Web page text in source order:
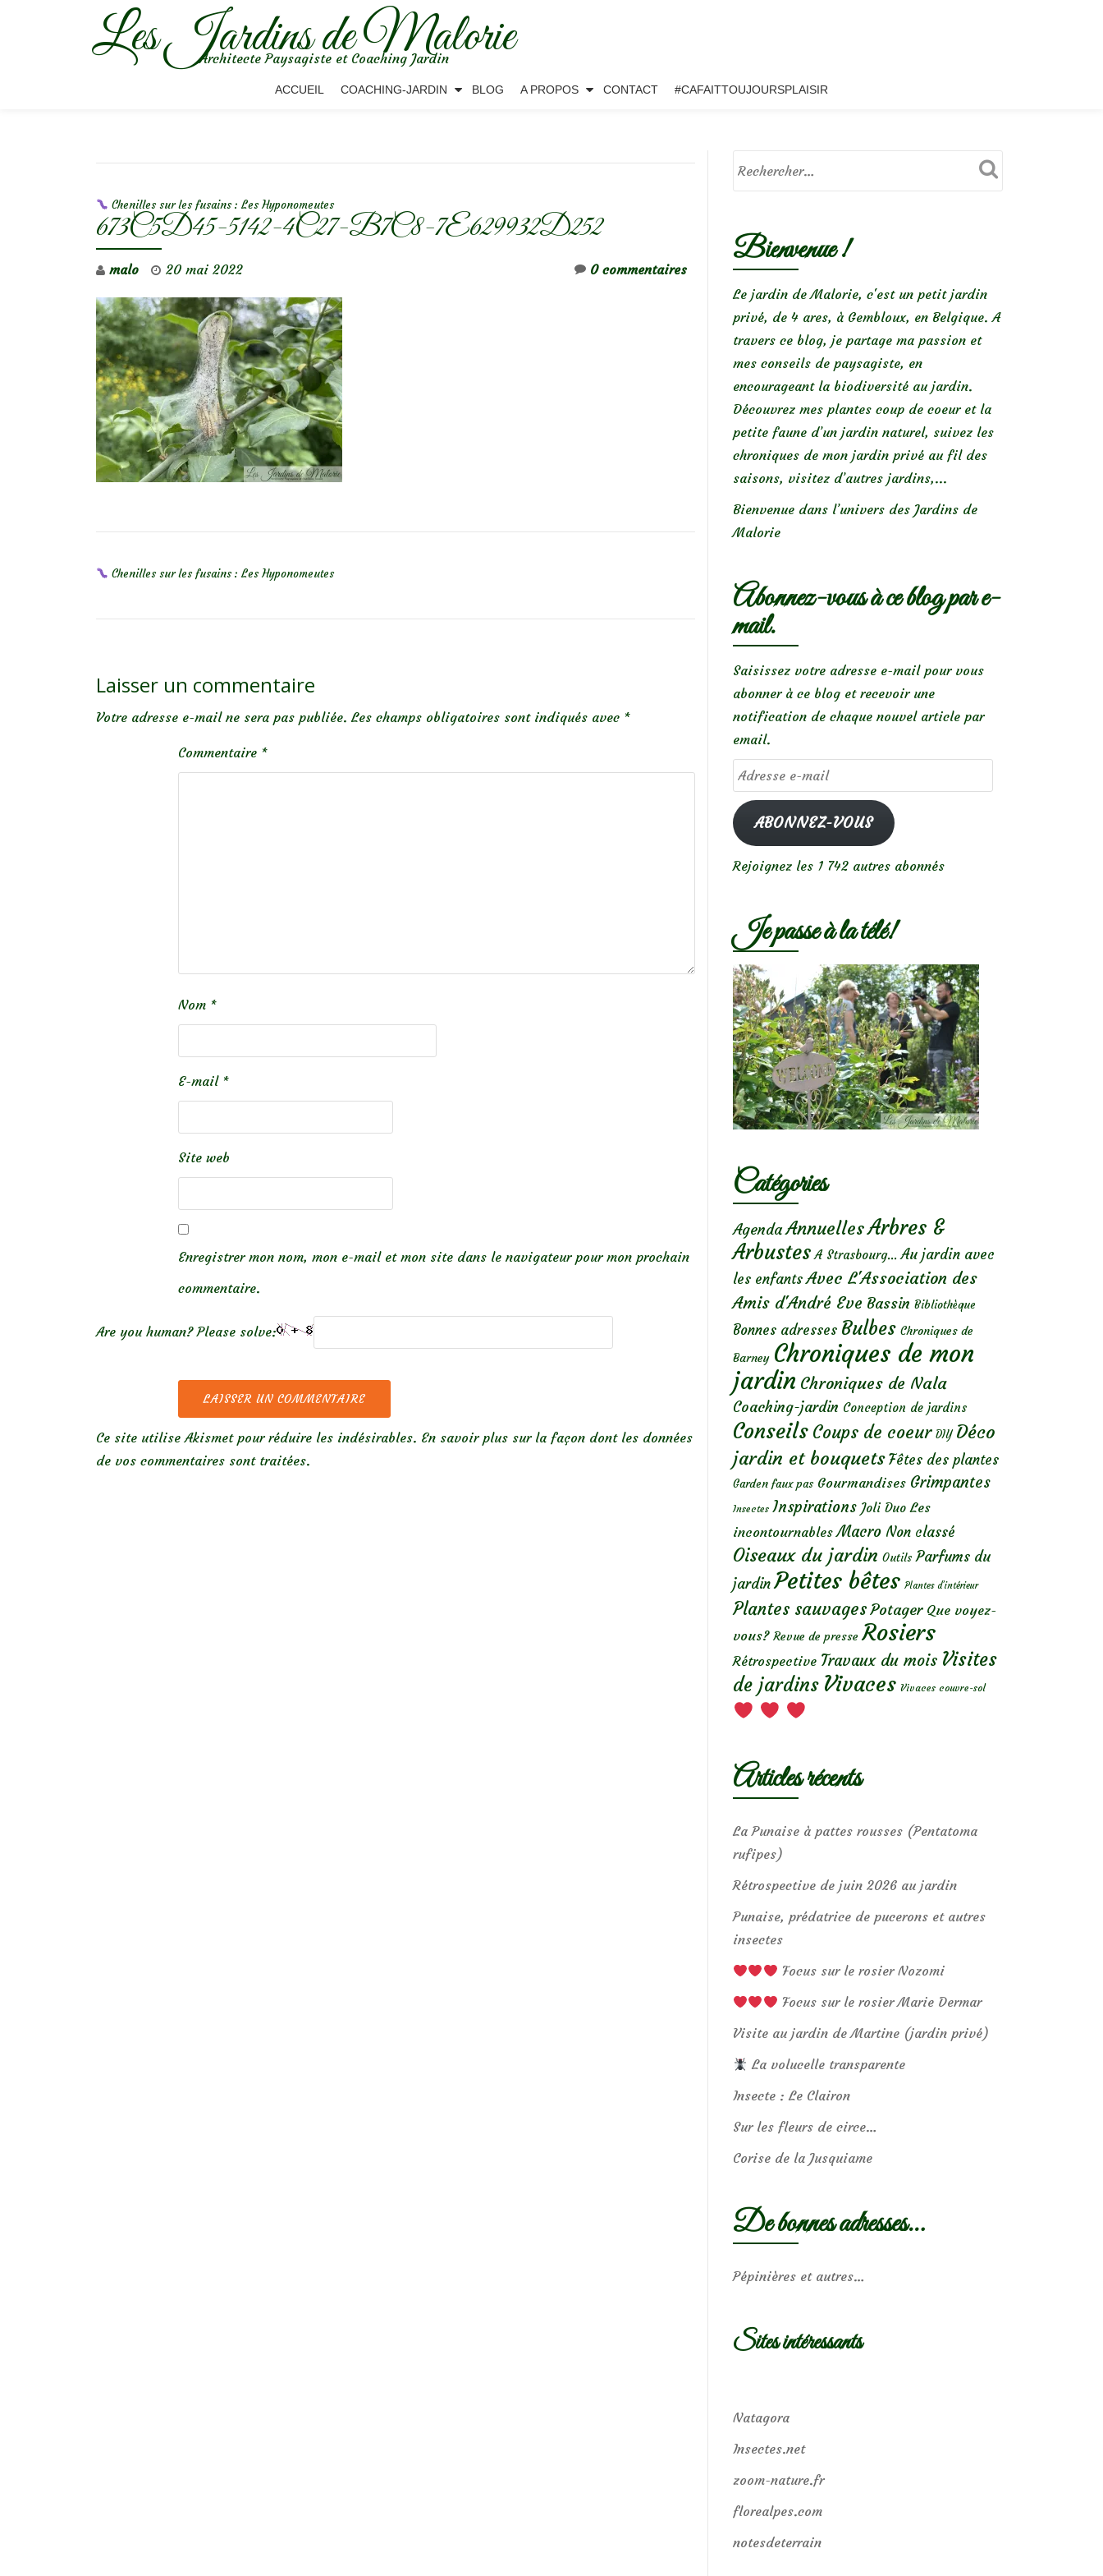
Les Jardins de Malorie
Architecte Paysagiste et Coaching Jardin
ACCUEIL COACHING-JARDIN BLOG A PROPOS CONTACT #CAFAITTOUJOURSPLAISIR
Chenilles sur les fusains : Les Hyponomeutes
673C5D45-5142-4C27-B7C8-7E629932D252
malo 20 mai 2022 0 commentaires
Chenilles sur les fusains : Les Hyponomeutes
Laisser un commentaire
Votre adresse e-mail ne sera pas publiée. Les champs obligatoires sont indiqués avec *
Commentaire *
Nom *
E-mail *
Site web
Enregistrer mon nom, mon e-mail et mon site dans le navigateur pour mon prochain
commentaire.
Are you human? Please solve:
Ce site utilise Akismet pour réduire les indésirables. En savoir plus sur la façon dont les données
de vos commentaires sont traitées.
Bienvenue !
Le jardin de Malorie, c'est un petit jardin
privé, de 4 ares, à Gembloux, en Belgique. A
travers ce blog, je partage ma passion et
mes conseils de paysagiste, en
encourageant la biodiversité au jardin.
Découvrez mes plantes coup de coeur et la
petite faune d’un jardin naturel, suivez les
chroniques de mon jardin privé au fil des
saisons, visitez d’autres jardins,...
Bienvenue dans l’univers des Jardins de
Malorie
Abonnez-vous à ce blog par e-
mail.
Saisissez votre adresse e-mail pour vous
abonner à ce blog et recevoir une
notification de chaque nouvel article par
email.
Adresse
e-
mailABONNEZ-VOUS
Rejoignez les 1 742 autres abonnés
Je passe à la télé!
Catégories
Agenda AnnuellesArbres &
Arbustes A Strasbourg... Au jardin avec
les enfants Avec L'Association des
Amis d'André Eve Bassin Bibliothèque
Bonnes adresses Bulbes Chroniques de
Barney Chroniques de mon
jardin Chroniques de Nala
Coaching-jardin Conception de jardins
Conseils Coups de coeur DIY Déco
jardin et bouquets Fêtes des plantes
Garden faux pas Gourmandises Grimpantes
Insectes Inspirations Joli Duo Les
incontournables Macro Non classé
Oiseaux du jardin Outils Parfums du
jardin Petites bêtes Plantes d’intérieur
Plantes sauvages Potager Que voyez-
vous? Revue de presse Rosiers
Rétrospective Travaux du mois Visites
de jardins Vivaces Vivaces couvre-sol
Articles récents
La Punaise à pattes rousses (Pentatoma
rufipes)
Rétrospective de juin 2026 au jardin
Punaise, prédatrice de pucerons et autres
insectes
Focus sur le rosier Nozomi
Focus sur le rosier Marie Dermar
Visite au jardin de Martine (jardin privé)
La volucelle transparente
Insecte : Le Clairon
Sur les fleurs de circe…
Corise de la Jusquiame
De bonnes adresses…
Pépinières et autres…
Sites intéressants
Natagora
Insectes.net
zoom-nature.fr
florealpes.com
notesdeterrain